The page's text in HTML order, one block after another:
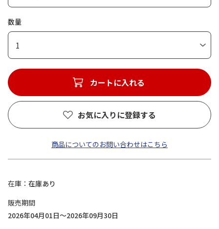
数量
1
カートに入れる
お気に入りに登録する
商品についてのお問い合わせはこちら
在庫
在庫あり
販売期間
2026年04月01日～2026年09月30日